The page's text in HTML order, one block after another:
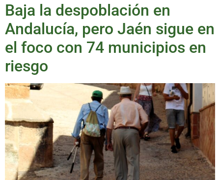
Baja la despoblación en
Andalucía, pero Jaén sigue en
el foco con 74 municipios en
riesgo